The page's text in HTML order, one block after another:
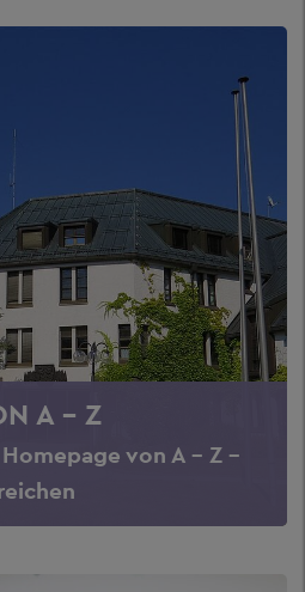
A - Z
von A - Z -